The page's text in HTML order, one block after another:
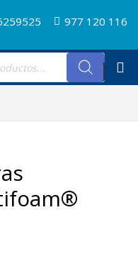
977 120 116